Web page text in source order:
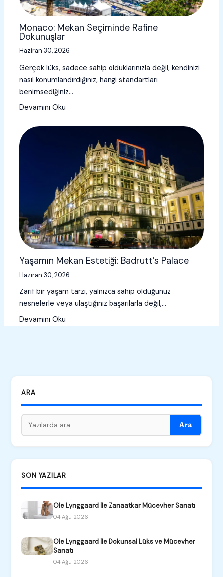
Monaco: Mekan Seçiminde Rafine
Dokunuşlar
Haziran 30, 2026
Gerçek lüks, sadece sahip olduklarınızla değil, kendinizi
nasıl konumlandırdığınız, hangi standartları
benimsediğiniz…
Devamını Oku
Yaşamın Mekan Estetiği: Badrutt’s Palace
Haziran 30, 2026
Zarif bir yaşam tarzı, yalnızca sahip olduğunuz
nesnelerle veya ulaştığınız başarılarla değil,…
Devamını Oku
ARA
Ara
SON YAZILAR
Ole Lynggaard İle Zanaatkar Mücevher Sanatı
04 Ağu 2026
Ole Lynggaard İle Dokunsal Lüks ve Mücevher
Sanatı
04 Ağu 2026